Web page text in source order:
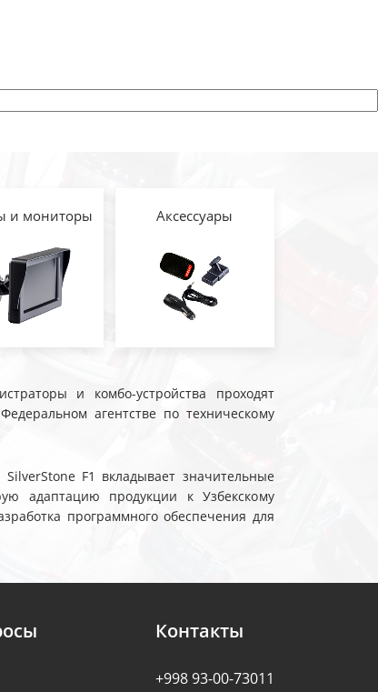
и мониторы Аксессуары
и комбо-устройства проходят
агентстве по техническому
F1 вкладывает значительные
адаптацию продукции к Узбекскому
программного обеспечения для
Контакты
+998 93-00-73011